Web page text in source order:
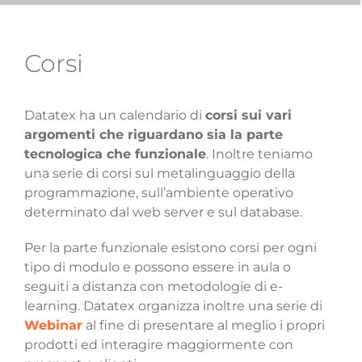
Corsi
Datatex ha un calendario di corsi sui vari
argomenti che riguardano sia la parte
tecnologica che funzionale. Inoltre teniamo
una serie di corsi sul metalinguaggio della
programmazione, sull’ambiente operativo
determinato dal web server e sul database.
Per la parte funzionale esistono corsi per ogni
tipo di modulo e possono essere in aula o
seguiti a distanza con metodologie di e-
learning. Datatex organizza inoltre una serie di
Webinar al fine di presentare al meglio i propri
prodotti ed interagire maggiormente con